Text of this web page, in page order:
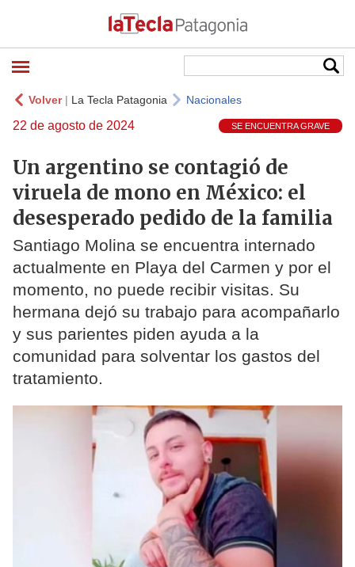
Volver| La Tecla Patagonia Nacionales
22 de agosto de 2024 SE ENCUENTRA GRAVE
Un argentino se contagió de
viruela de mono en México: el
desesperado pedido de la familia
Santiago Molina se encuentra internado
actualmente en Playa del Carmen y por el
momento, no puede recibir visitas. Su
hermana dejó su trabajo para acompañarlo
y sus parientes piden ayuda a la
comunidad para solventar los gastos del
tratamiento.